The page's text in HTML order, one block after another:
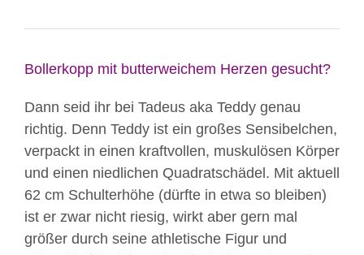
Bollerkopp mit butterweichem Herzen gesucht?
Dann seid ihr bei Tadeus aka Teddy genau
richtig. Denn Teddy ist ein großes Sensibelchen,
verpackt in einen kraftvollen, muskulösen Körper
und einen niedlichen Quadratschädel. Mit aktuell
62 cm Schulterhöhe (dürfte in etwa so bleiben)
ist er zwar nicht riesig, wirkt aber gern mal
größer durch seine athletische Figur und